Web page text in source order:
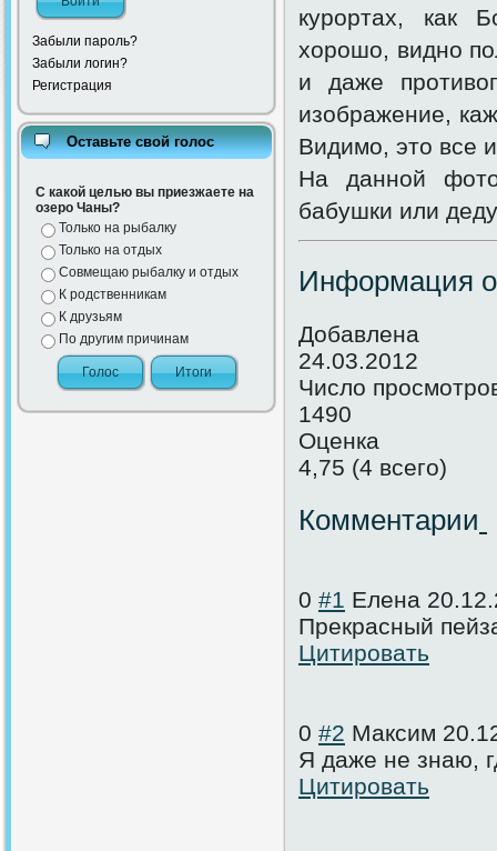
Забыли пароль?
Забыли логин?
Регистрация
Оставьте свой голос
С какой целью вы приезжаете на
озеро Чаны?
Только на рыбалку
Только на отдых
Совмещаю рыбалку и отдых
К родственникам
К друзьям
По другим причинам
курортах, как
хорошо, видно
и даже
изображение,
Видимо, это все
На данной
бабушки или
Информация
Добавлена
24.03.2012
Число
1490
Оценка
4,75 (4 всего)
Комментарии
0 #1 Елена
Прекрасный
Цитировать
0 #2 Максим
Я даже не знаю,
Цитировать